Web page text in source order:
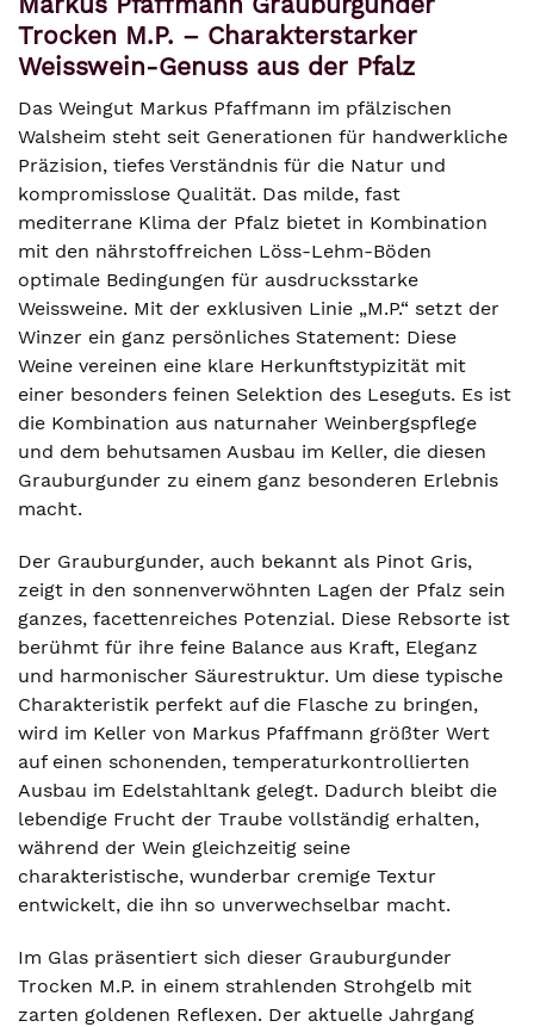
Trocken M.P. – Charakterstarker
Weisswein-Genuss aus der Pfalz
Das Weingut Markus Pfaffmann im pfälzischen
Walsheim steht seit Generationen für handwerkliche
Präzision, tiefes Verständnis für die Natur und
kompromisslose Qualität. Das milde, fast
mediterrane Klima der Pfalz bietet in Kombination
mit den nährstoffreichen Löss-Lehm-Böden
optimale Bedingungen für ausdrucksstarke
Weissweine. Mit der exklusiven Linie „M.P.“ setzt der
Winzer ein ganz persönliches Statement: Diese
Weine vereinen eine klare Herkunftstypizität mit
einer besonders feinen Selektion des Leseguts. Es ist
die Kombination aus naturnaher Weinbergspflege
und dem behutsamen Ausbau im Keller, die diesen
Grauburgunder zu einem ganz besonderen Erlebnis
macht.
Der Grauburgunder, auch bekannt als Pinot Gris,
zeigt in den sonnenverwöhnten Lagen der Pfalz sein
ganzes, facettenreiches Potenzial. Diese Rebsorte ist
berühmt für ihre feine Balance aus Kraft, Eleganz
und harmonischer Säurestruktur. Um diese typische
Charakteristik perfekt auf die Flasche zu bringen,
wird im Keller von Markus Pfaffmann größter Wert
auf einen schonenden, temperaturkontrollierten
Ausbau im Edelstahltank gelegt. Dadurch bleibt die
lebendige Frucht der Traube vollständig erhalten,
während der Wein gleichzeitig seine
charakteristische, wunderbar cremige Textur
entwickelt, die ihn so unverwechselbar macht.
Im Glas präsentiert sich dieser Grauburgunder
Trocken M.P. in einem strahlenden Strohgelb mit
zarten goldenen Reflexen. Der aktuelle Jahrgang